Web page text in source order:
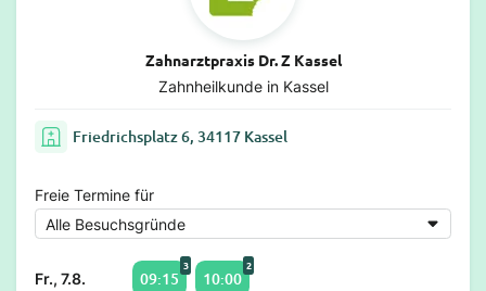
Zahnarztpraxis Dr. Z Kassel
Zahnheilkunde in Kassel
Friedrichsplatz 6, 34117 Kassel
Freie Termine für
Fr., 7.8. 09:15
3
10:00
2